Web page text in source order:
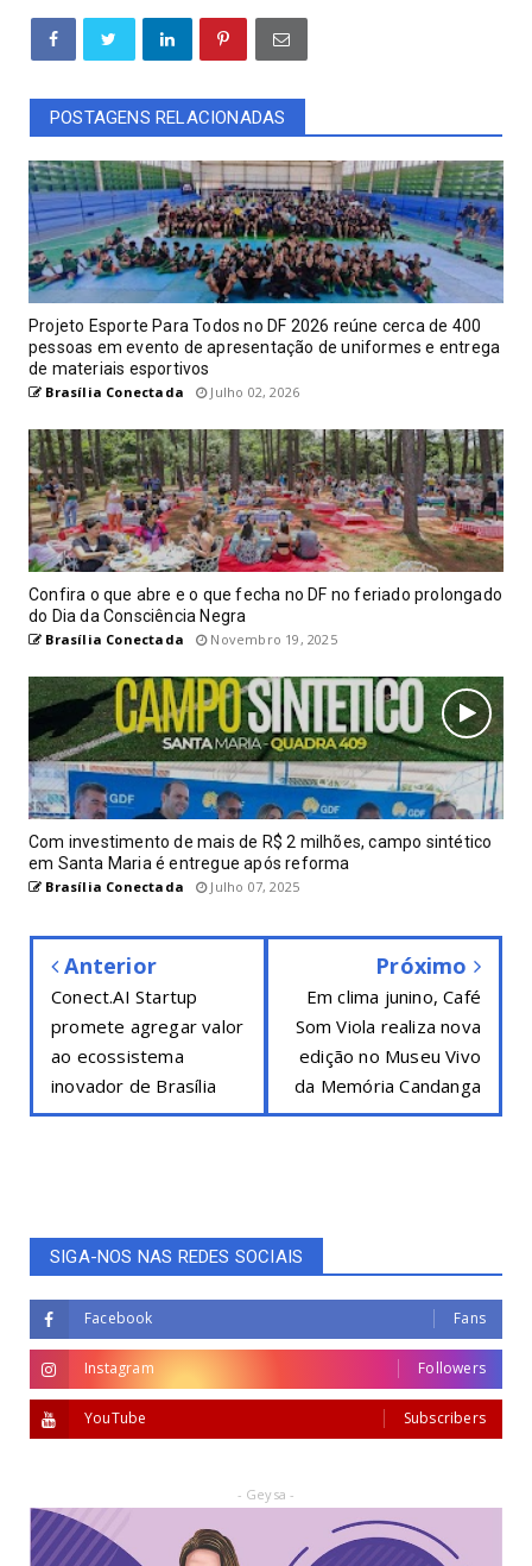
POSTAGENS RELACIONADAS
Projeto Esporte Para Todos no DF 2026 reúne cerca de 400
pessoas em evento de apresentação de uniformes e entrega
de materiais esportivos
Brasília Conectada Julho 02, 2026
Confira o que abre e o que fecha no DF no feriado prolongado
do Dia da Consciência Negra
Brasília Conectada Novembro 19, 2025
Com investimento de mais de R$ 2 milhões, campo sintético
em Santa Maria é entregue após reforma
Brasília Conectada Julho 07, 2025
Anterior
Conect.AI Startup
promete agregar valor
ao ecossistema
inovador de Brasília
Próximo
Em clima junino, Café
Som Viola realiza nova
edição no Museu Vivo
da Memória Candanga
SIGA-NOS NAS REDES SOCIAIS
Facebook Fans
Instagram Followers
YouTube Subscribers
- Geysa -